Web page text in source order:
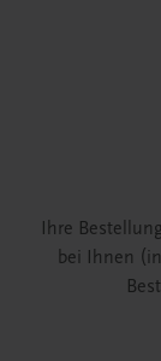
Ihre
bei Ihnen